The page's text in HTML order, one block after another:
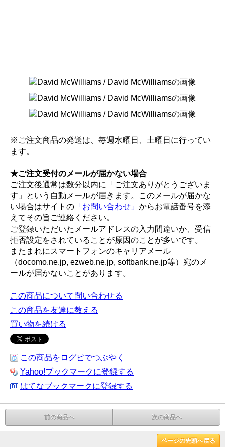
※ご注文商品の発送は、毎週水曜日、土曜日に行ってい
ます。
★ご注文受付のメールが届かない場合
ご注文後通常は数分以内に「ご注文ありがとうございま
す」という自動メールが届きます。このメールが届かな
い場合はサイトの 「お問い合わせ」 からお電話番号を添
えてその旨ご連絡ください。
ご登録いただいたメールアドレスの入力間違いか、受信
拒否設定をされていることが原因のことが多いです。
またまれにスマートフォンのキャリアメール
（docomo.ne.jp, ezweb.ne.jp, softbank.ne.jp等）宛のメ
ールが届かないことがあります。
この商品について問い合わせる
この商品を友達に教える
買い物を続ける
この商品をログピでつぶやく
Yahoo!ブックマークに登録する
はてなブックマークに登録する
前の商品へ 次の商品へ
ページの先頭へ戻る